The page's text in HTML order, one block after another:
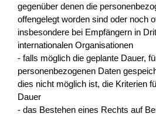
gegenüber denen die
offengelegt worden sind oder noch
insbesondere bei Empfängern in
internationalen Organisationen
- falls möglich die geplante Dauer,
personenbezogenen Daten
dies nicht möglich ist, die Kriterien
Dauer
- das Bestehen eines Rechts auf